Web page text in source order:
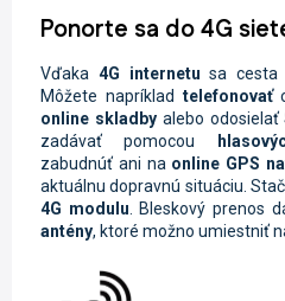
Ponorte sa do 4G
Vďaka 4G internetu sa cesta
Môžete napríklad telefonovať
online skladbyalebo odosielať
zadávať pomocou
zabudnúť ani na online GPS
aktuálnu dopravnú situáciu.
4G modulu . Bleskový prenos
antény, ktoré možno umiestniť